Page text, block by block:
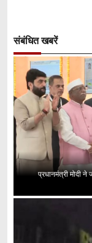
संबंधित खबरें
प्रधानमंत्री मोदी